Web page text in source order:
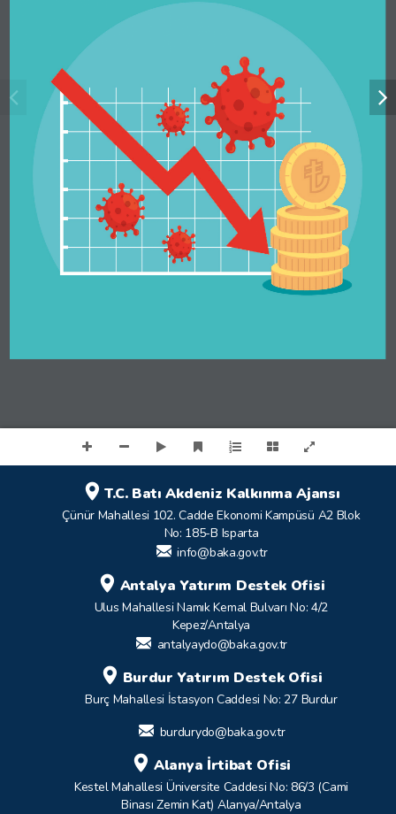
T.C. Batı Akdeniz Kalkınma Ajansı
Çünür Mahallesi 102. Cadde Ekonomi Kampüsü A2 Blok
No: 185-B Isparta
info@baka.gov.tr
Antalya Yatırım Destek Ofisi
Ulus Mahallesi Namık Kemal Bulvarı No: 4/2
Kepez/Antalya
antalyaydo@baka.gov.tr
Burdur Yatırım Destek Ofisi
Burç Mahallesi İstasyon Caddesi No: 27 Burdur
burdurydo@baka.gov.tr
Alanya İrtibat Ofisi
Kestel Mahallesi Üniversite Caddesi No: 86/3 (Cami
Binası Zemin Kat) Alanya/Antalya